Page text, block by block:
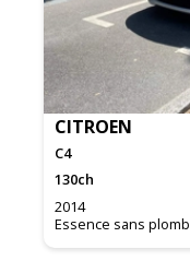
CITROEN
C4
130ch
2014
Essence sans plomb